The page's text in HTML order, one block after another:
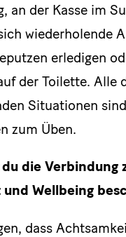
an der Kasse im
wiederholende
erledigen
der Toilette. Alle
Situationen
zum Üben.
die Verbindung
Wellbeing
dass